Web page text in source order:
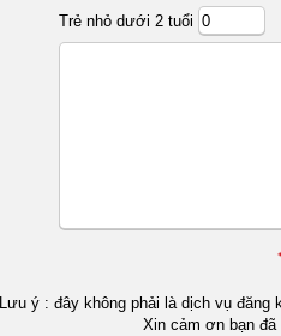
Trẻ nhỏ dưới 2 tuổi
Lưu ý : đây không phải là dịch vụ
Xin cảm ơn bạn đã